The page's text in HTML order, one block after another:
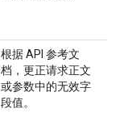
根据 API 参考文
档，更正请求正文
或参数中的无效字
段值。